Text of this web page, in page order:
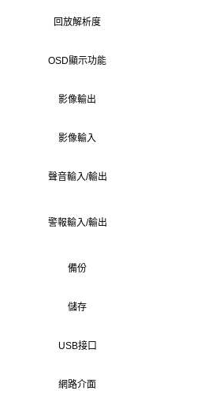
回放解析度
OSD顯示功能
影像輸出
影像輸入
聲音輸入/輸出
警報輸入/輸出
備份
儲存
USB接口
網路介面